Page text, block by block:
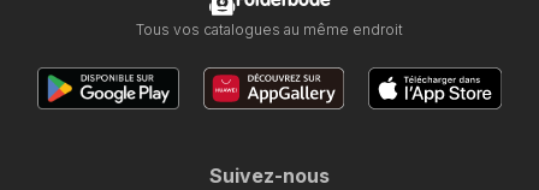
Tous vos catalogues au même endroit
Suivez-nous